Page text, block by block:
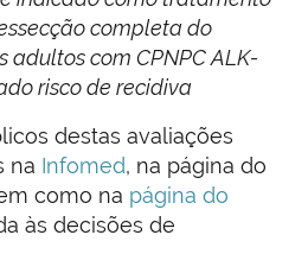
completa do
adultos com CPNPC ALK-
risco de recidiva
destas avaliações
na Infomed, na página do
como na página do
às decisões de